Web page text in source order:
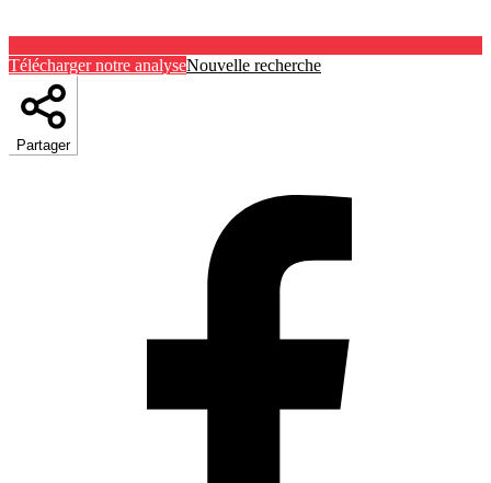
Télécharger notre analyseNouvelle recherche
Partager